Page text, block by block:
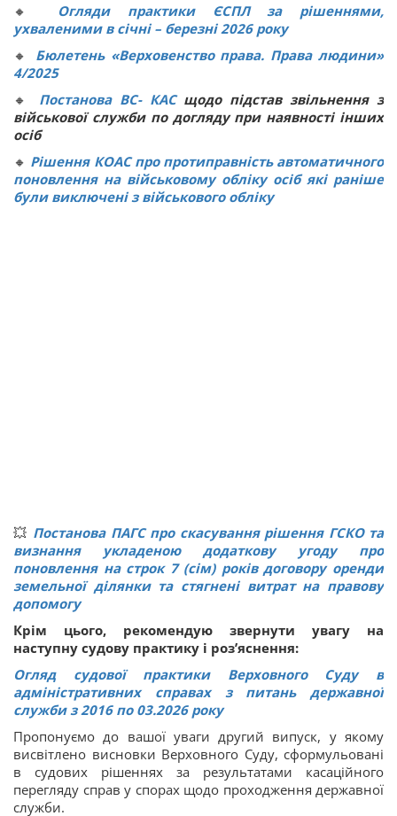
🔸 Огляди практики ЄСПЛ за рішеннями,
ухваленими в січні – березні 2026 року
🔸 Бюлетень «Верховенство права. Права людини»
4/2025
🔸 Постанова ВС- КАСщодо підстав звільнення з
військової служби по догляду при наявності інших
осіб
🔸 Рішення КОАС про протиправність автоматичного
поновлення на військовому обліку осіб які раніше
були виключені з військового обліку
💥 Постанова ПАГС про скасування рішення ГСКО та
визнання укладеною додаткову угоду про
поновлення на строк 7 (сім) років договору оренди
земельної ділянки та стягнені витрат на правову
допомогу
Крім цього, рекомендую звернути увагу на
наступну судову практику і роз’яснення:
Огляд судової практики Верховного Суду в
адміністративних справах з питань державної
служби з 2016 по 03.2026 року
Пропонуємо до вашої уваги другий випуск, у якому
висвітлено висновки Верховного Суду, сформульовані
в судових рішеннях за результатами касаційного
перегляду справ у спорах щодо проходження державної
служби.